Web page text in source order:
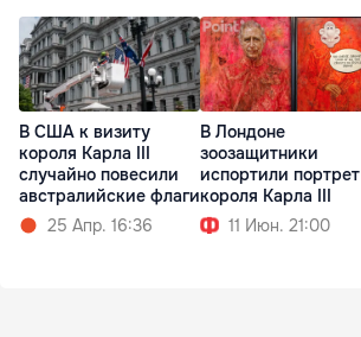
В США к визиту
короля Карла III
случайно повесили
австралийские флаги
25 Апр. 16:36
В Лондоне
зоозащитники
испортили портрет
короля Карла ІІІ
11 Июн. 21:00